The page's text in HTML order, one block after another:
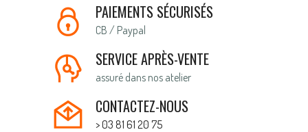
PAIEMENTS SÉCURISÉS
CB / Paypal
SERVICE APRÈS-VENTE
assuré dans nos atelier
CONTACTEZ-NOUS
> 03 81 61 20 75